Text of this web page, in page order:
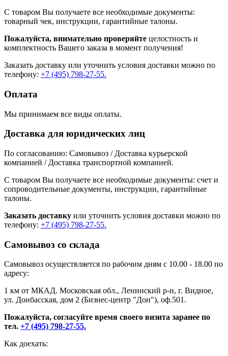
С товаром Вы получаете все необходимые документы:
товарный чек, инструкции, гарантийные талоны.
Пожалуйста, внимательно проверяйте целостность и
комплектность Вашего заказа в момент получения!
Заказать доставку или уточнить условия доставки можно по
телефону: +7 (495) 798-27-55.
Оплата
Мы принимаем все виды оплаты.
Доставка для юридических лиц
По согласованию: Самовывоз / Доставка курьерской
компанией / Доставка транспортной компанией.
С товаром Вы получаете все необходимые документы: счет и
сопроводительные документы, инструкции, гарантийные
талоны.
Заказать доставку или уточнить условия доставки можно по
телефону: +7 (495) 798-27-55.
Самовывоз со склада
Самовывоз осуществляется по рабочим дням с 10.00 - 18.00 по
адресу:
1 км от МКАД. Московская обл., Ленинский р-н, г. Видное,
ул. Донбасская, дом 2 (Бизнес-центр "Дон"), оф.501.
Пожалуйста, согласуйте время своего визита заранее по
тел. +7 (495) 798-27-55.
Как доехать: